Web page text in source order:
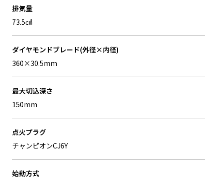
排気量
73.5㎤
ダイヤモンドブレード(外径×内径)
360×30.5mm
最大切込深さ
150mm
点火プラグ
チャンピオンCJ6Y
始動方式